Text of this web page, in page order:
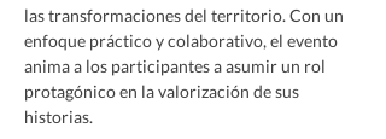
las transformaciones del territorio. Con un
enfoque práctico y colaborativo, el evento
anima a los participantes a asumir un rol
protagónico en la valorización de sus
historias.